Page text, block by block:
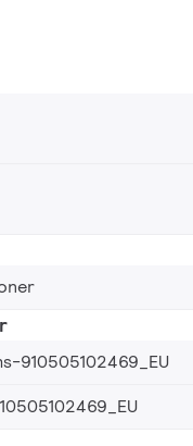
910505102469_EU